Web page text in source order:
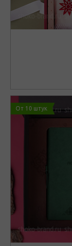
От 10 штук